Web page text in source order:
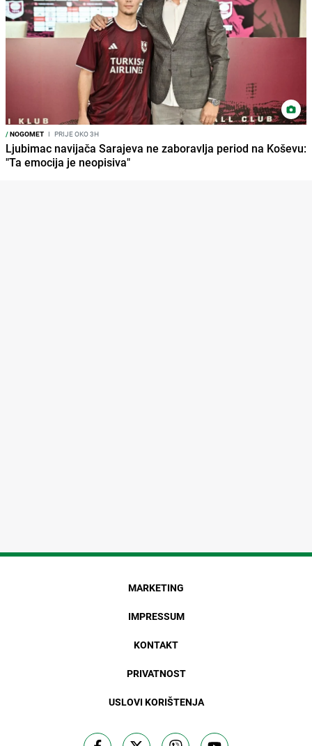
/NOGOMET I PRIJE OKO 3H
Ljubimac navijača Sarajeva ne zaboravlja period na Koševu:
"Ta emocija je neopisiva"
MARKETING
IMPRESSUM
KONTAKT
PRIVATNOST
USLOVI KORIŠTENJA